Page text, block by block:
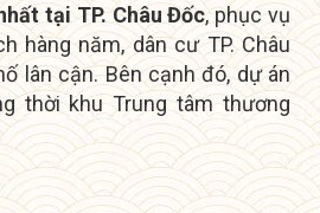
tại TP. Châu Đốc, phục vụ
hàng năm, dân cư TP. Châu
lân cận. Bên cạnh đó, dự án
thời khuTrung tâm thương